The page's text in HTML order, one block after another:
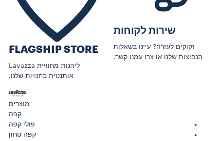
שירות לקוחות
זקוקים לעזרה? עיינו בשאלות
הנפוצות שלנו או צרו עמנו קשר.
FLAGSHIP STORE
ליהנות מחוויית Lavazza
אותנטית בחנויות שלנו.
מוצרים
קפה
פולי קפה
קפה טחון